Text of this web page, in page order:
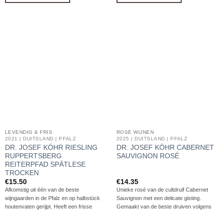
LEVENDIG & FRIS
2021 | DUITSLAND | PFALZ
DR. JOSEF KÖHR RIESLING
RUPPERTSBERG
REITERPFAD SPÄTLESE
TROCKEN
€15.50
Afkomstig uit één van de beste
wijngaarden in de Pfalz en op halbstück
houtenvaten gerijpt. Heeft een frisse
ROSÉ WIJNEN
2025 | DUITSLAND | PFALZ
DR. JOSEF KÖHR CABERNET
SAUVIGNON ROSÉ
€14.35
Unieke rosé van de cultdruif Cabernet
Sauvignon met een delicate gisting.
Gemaakt van de beste druiven volgens